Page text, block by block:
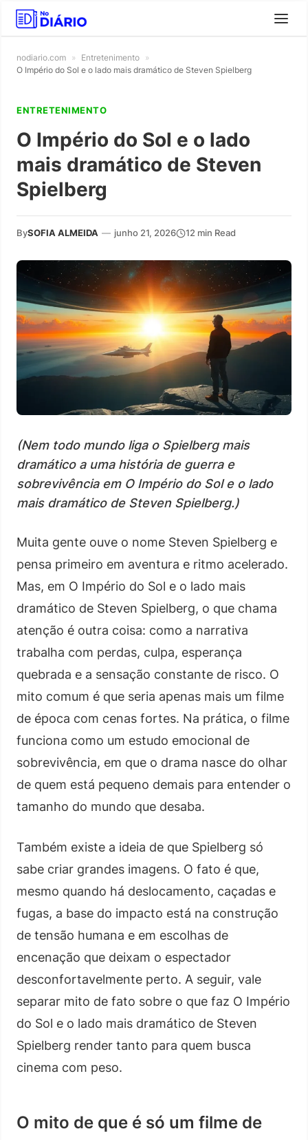
nodiario.com » Entretenimento »
O Império do Sol e o lado mais dramático de Steven Spielberg
ENTRETENIMENTO
O Império do Sol e o lado
mais dramático de Steven
Spielberg
BySOFIA ALMEIDA — junho 21, 2026 12 min Read
(Nem todo mundo liga o Spielberg mais
dramático a uma história de guerra e
sobrevivência em O Império do Sol e o lado
mais dramático de Steven Spielberg.)
Muita gente ouve o nome Steven Spielberg e
pensa primeiro em aventura e ritmo acelerado.
Mas, em O Império do Sol e o lado mais
dramático de Steven Spielberg, o que chama
atenção é outra coisa: como a narrativa
trabalha com perdas, culpa, esperança
quebrada e a sensação constante de risco. O
mito comum é que seria apenas mais um filme
de época com cenas fortes. Na prática, o filme
funciona como um estudo emocional de
sobrevivência, em que o drama nasce do olhar
de quem está pequeno demais para entender o
tamanho do mundo que desaba.
Também existe a ideia de que Spielberg só
sabe criar grandes imagens. O fato é que,
mesmo quando há deslocamento, caçadas e
fugas, a base do impacto está na construção
de tensão humana e em escolhas de
encenação que deixam o espectador
desconfortavelmente perto. A seguir, vale
separar mito de fato sobre o que faz O Império
do Sol e o lado mais dramático de Steven
Spielberg render tanto para quem busca
cinema com peso.
O mito de que é só um filme de